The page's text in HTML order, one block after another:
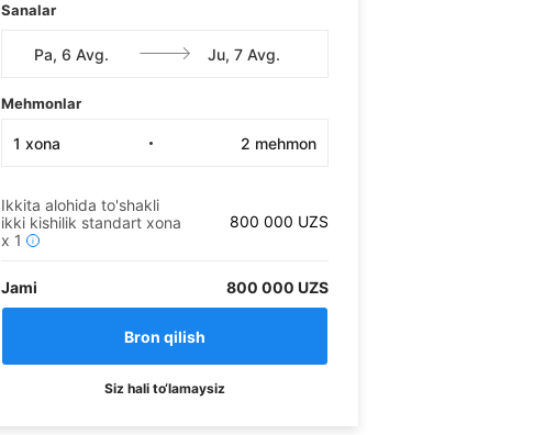
Sanalar
Mehmonlar
1 xona 2 mehmon
Ikkita alohida to'shakli
ikki kishilik standart xona
x 1 i
800 000 UZS
Jami 800 000 UZS
Siz hali to‘lamaysiz